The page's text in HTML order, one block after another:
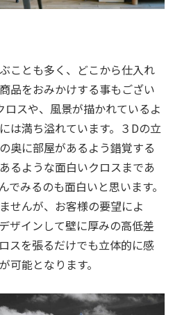
ことも多く、どこから仕入れ
品をおみかけする事もござい
ロスや、風景が描かれているよ
は満ち溢れています。３Dの立
奥に部屋があるよう錯覚する
るような面白いクロスまであ
でみるのも面白いと思います。
せんが、お客様の要望によ
ザインして壁に厚みの高低差
スを張るだけでも立体的に感
可能となります。